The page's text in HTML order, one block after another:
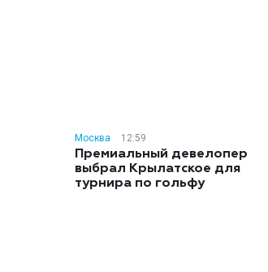
Москва 12:59
Премиальный девелопер
выбрал Крылатское для
турнира по гольфу